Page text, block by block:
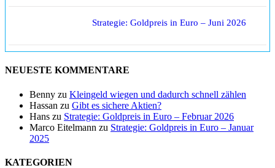
Strategie: Goldpreis in Euro – Juni 2026
NEUESTE KOMMENTARE
Benny zu Kleingeld wiegen und dadurch schnell zählen
Hassan zu Gibt es sichere Aktien?
Hans zu Strategie: Goldpreis in Euro – Februar 2026
Marco Eitelmann zu Strategie: Goldpreis in Euro – Januar
2025
KATEGORIEN